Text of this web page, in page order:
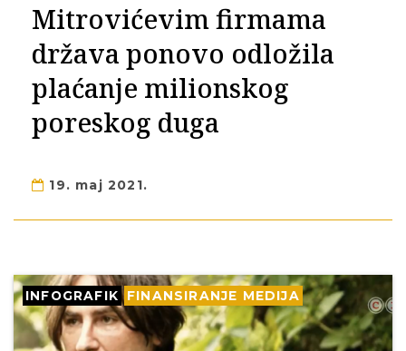
Mitrovićevim firmama
država ponovo odložila
plaćanje milionskog
poreskog duga
19. maj 2021.
INFOGRAFIK FINANSIRANJE MEDIJA